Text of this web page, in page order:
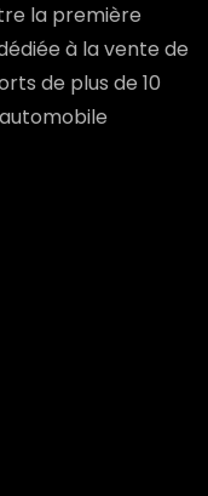
la première
à la vente de
de plus de 10